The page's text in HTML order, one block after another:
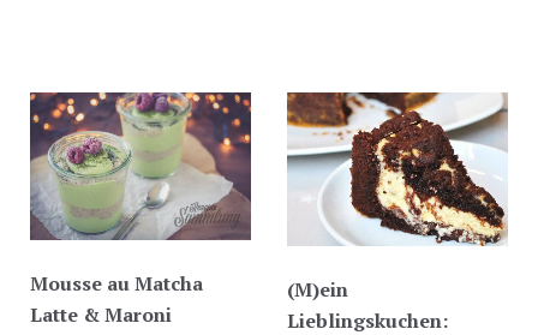
Mousse au Matcha
Latte & Maroni
(M)ein
Lieblingskuchen: